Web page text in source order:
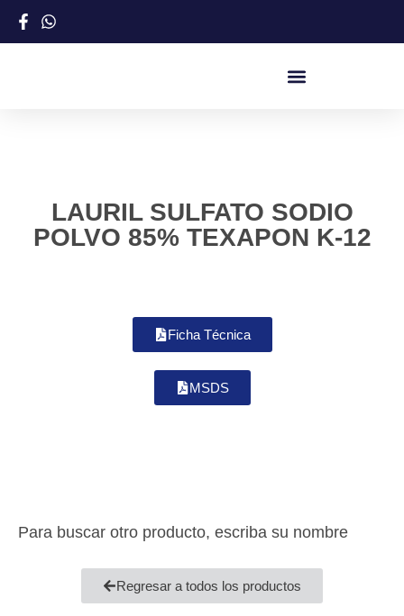
LAURIL SULFATO SODIO
POLVO 85% TEXAPON K-12
Ficha Técnica
MSDS
Para buscar otro producto, escriba su nombre
Regresar a todos los productos